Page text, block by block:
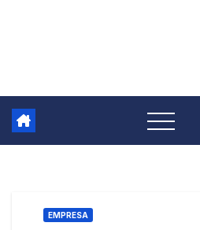
EMPRESA